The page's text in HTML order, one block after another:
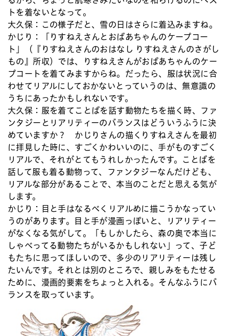
トを着ないとなって。
大久保：
この様子だと、雪の日はさらに着込みますね。
かじり：
「りすねえさんとおばあちゃんのケープコー
ト」（『りすねえさんのおはなし りすねえさんのさがし
もの』所収）では、りすねえさんがおばあちゃんのケー
プコートを着てみますからね。だったら、服は状況に合
わせてリアルにしておかないとっていうのは、無意識の
うちにあったかもしれないです。
大久保： 服を着てことばを話す動物たちを描く時、ファ
ンタジーとリアリティーのバランスはどういうふうに決
めていますか？ かじりさんの描くりすねえさんを最初
に拝見した時に、すごくかわいいのに、手がものすごく
リアルで、それがとてもうれしかったんです。ことばを
話して服も着る動物って、ファンタジーなんだけども、
リアルな部分があることで、本当のことだと思える気が
します。
かじり：
目と手はなるべくリアルめに描こうかなってい
うのがあります。目と手が漫画っぽいと、リアリティー
がなくなる気がして。「もしかしたら、森の奥で本当に
しゃべってる動物たちがいるかもしれない」って、子ど
もたちに思ってほしいので、多少のリアリティーは残し
たいんです。それとは別のところで、親しみをもたせる
ために、漫画的要素をちょっと入れる。そんなふうにバ
ランスを取っています。